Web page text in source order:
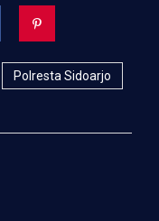
Polresta Sidoarjo